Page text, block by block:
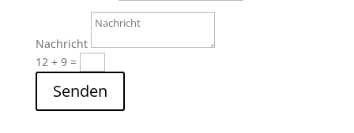
Nachricht
12 + 9=
Senden